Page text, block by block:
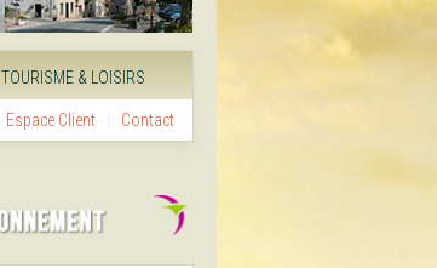
TOURISME & LOISIRS
Espace Client Contact